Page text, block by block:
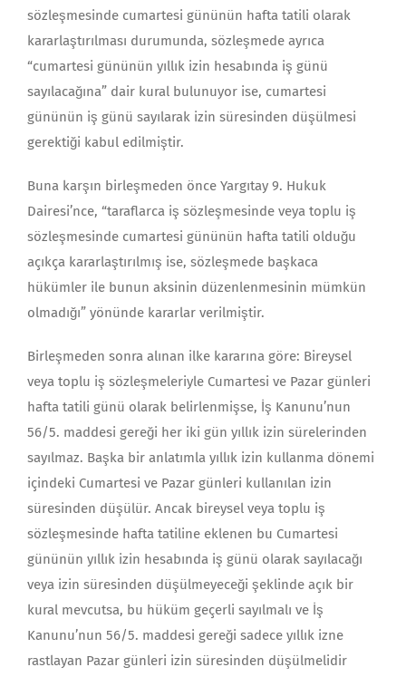
sözleşmesinde cumartesi gününün hafta tatili olarak
kararlaştırılması durumunda, sözleşmede ayrıca
“cumartesi gününün yıllık izin hesabında iş günü
sayılacağına” dair kural bulunuyor ise, cumartesi
gününün iş günü sayılarak izin süresinden düşülmesi
gerektiği kabul edilmiştir.
Buna karşın birleşmeden önce Yargıtay 9. Hukuk
Dairesi’nce, “taraflarca iş sözleşmesinde veya toplu iş
sözleşmesinde cumartesi gününün hafta tatili olduğu
açıkça kararlaştırılmış ise, sözleşmede başkaca
hükümler ile bunun aksinin düzenlenmesinin mümkün
olmadığı” yönünde kararlar verilmiştir.
Birleşmeden sonra alınan ilke kararına göre: Bireysel
veya toplu iş sözleşmeleriyle Cumartesi ve Pazar günleri
hafta tatili günü olarak belirlenmişse, İş Kanunu’nun
56/5. maddesi gereği her iki gün yıllık izin sürelerinden
sayılmaz. Başka bir anlatımla yıllık izin kullanma dönemi
içindeki Cumartesi ve Pazar günleri kullanılan izin
süresinden düşülür. Ancak bireysel veya toplu iş
sözleşmesinde hafta tatiline eklenen bu Cumartesi
gününün yıllık izin hesabında iş günü olarak sayılacağı
veya izin süresinden düşülmeyeceği şeklinde açık bir
kural mevcutsa, bu hüküm geçerli sayılmalı ve İş
Kanunu’nun 56/5. maddesi gereği sadece yıllık izne
rastlayan Pazar günleri izin süresinden düşülmelidir